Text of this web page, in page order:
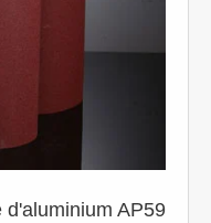
AP59